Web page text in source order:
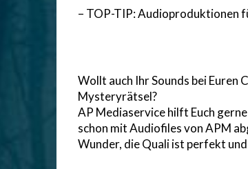
– TOP-TIP: Audioproduktionen
Wollt auch Ihr Sounds bei Euren
Mysteryrätsel?
AP Mediaservice hilft Euch
schon mit Audiofiles von APM
Wunder, die Quali ist perfekt